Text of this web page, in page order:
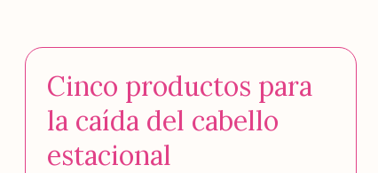
Cinco productos para
la caída del cabello
estacional